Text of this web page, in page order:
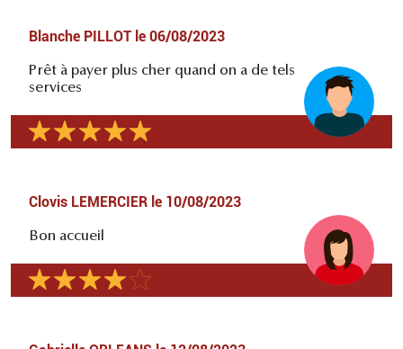
Blanche PILLOT le 06/08/2023
Prêt à payer plus cher quand on a de tels
services
Clovis LEMERCIER le 10/08/2023
Bon accueil